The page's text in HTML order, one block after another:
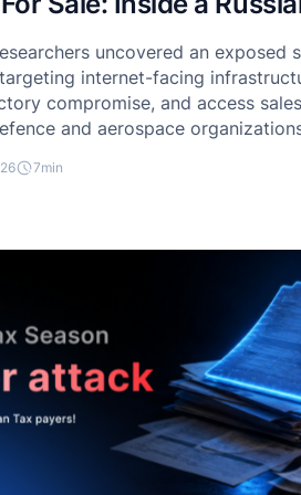
uncovered an
internet-facing
compromise, and access
and aerospace
7min